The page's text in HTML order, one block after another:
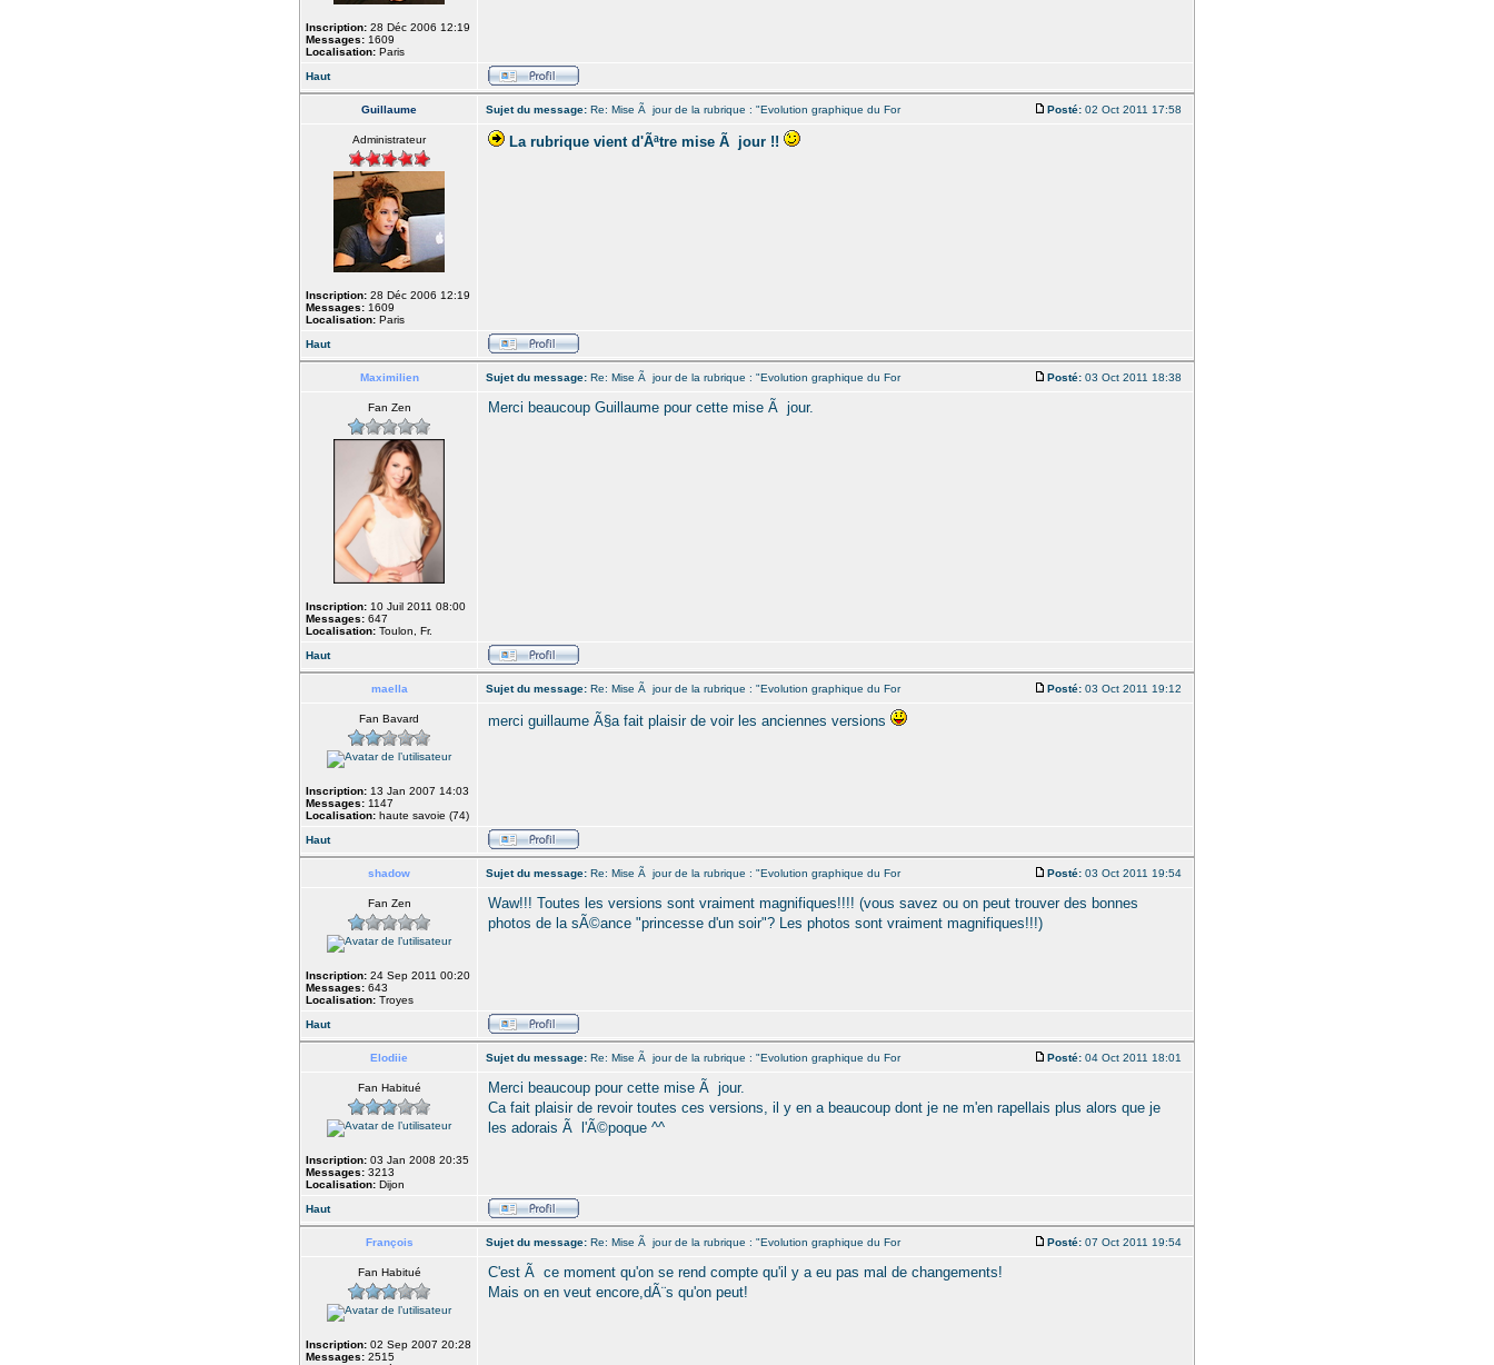
Inscription: 28 Déc 2006 12:19
Messages: 1609
Localisation: Paris
Haut
Guillaume Sujet du message: Re: Mise Ã jour de la rubrique : "Evolution graphique du For Posté: 02 Oct 2011 17:58
Administrateur
Inscription: 28 Déc 2006 12:19
Messages: 1609
Localisation: Paris
La rubrique vient d'Ãªtre mise Ã jour !!
Haut
Maximilien Sujet du message: Re: Mise Ã jour de la rubrique : "Evolution graphique du For Posté: 03 Oct 2011 18:38
Fan Zen
Inscription: 10 Juil 2011 08:00
Messages: 647
Localisation: Toulon, Fr.
Merci beaucoup Guillaume pour cette mise Ã jour.
Haut
maella Sujet du message: Re: Mise Ã jour de la rubrique : "Evolution graphique du For Posté: 03 Oct 2011 19:12
Fan Bavard
Inscription: 13 Jan 2007 14:03
Messages: 1147
Localisation: haute savoie (74)
merci guillaume Ã§a fait plaisir de voir les anciennes versions
Haut
shadow Sujet du message: Re: Mise Ã jour de la rubrique : "Evolution graphique du For Posté: 03 Oct 2011 19:54
Fan Zen
Inscription: 24 Sep 2011 00:20
Messages: 643
Localisation: Troyes
Waw!!! Toutes les versions sont vraiment magnifiques!!!! (vous savez ou on peut trouver des bonnes
photos de la sÃ©ance "princesse d'un soir"? Les photos sont vraiment magnifiques!!!)
Haut
Elodiie Sujet du message: Re: Mise Ã jour de la rubrique : "Evolution graphique du For Posté: 04 Oct 2011 18:01
Fan Habitué
Inscription: 03 Jan 2008 20:35
Messages: 3213
Localisation: Dijon
Merci beaucoup pour cette mise Ã jour.
Ca fait plaisir de revoir toutes ces versions, il y en a beaucoup dont je ne m'en rapellais plus alors que je
les adorais Ã l'Ã©poque ^^
Haut
François Sujet du message: Re: Mise Ã jour de la rubrique : "Evolution graphique du For Posté: 07 Oct 2011 19:54
Fan Habitué
Inscription: 02 Sep 2007 20:28
Messages: 2515
C'est Ã ce moment qu'on se rend compte qu'il y a eu pas mal de changements!
Mais on en veut encore,dÃ¨s qu'on peut!